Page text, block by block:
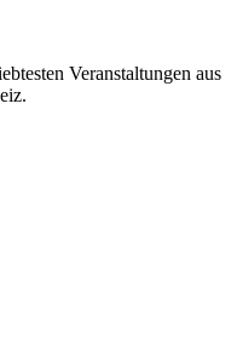
Veranstaltungen aus